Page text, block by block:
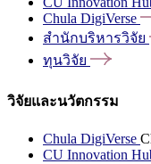
Chula DigiVerse
สำนักบริหารวิจัย
ทุนวิจัย
วิจัยและนวัตกรรม
Chula DigiVerse
CU Innovation